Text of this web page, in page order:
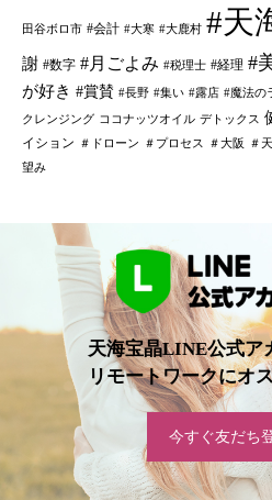
田谷ボロ市 #会計 #大寒 #大鹿村 #天
謝 #数字 #月ごよみ #税理士 #経理 #
が好き #賞賛 #長野 #集い #露店 #魔法の
クレンジング ココナッツオイル デトックス
イション
＃ドローン ＃プロセス ＃大阪 ＃
望み
天海宝晶LINE公式ア
リモートワークにオ
今すぐ友だち